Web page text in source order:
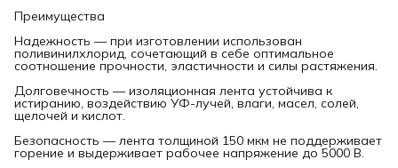
Преимущества
Надежность — при изготовлении использован
поливинилхлорид, сочетающий в себе оптимальное
соотношение прочности, эластичности и силы растяжения.
Долговечность — изоляционная лента устойчива к
истиранию, воздействию УФ-лучей, влаги, масел, солей,
щелочей и кислот.
Безопасность — лента толщиной 150 мкм не поддерживает
горение и выдерживает рабочее напряжение до 5000 В.